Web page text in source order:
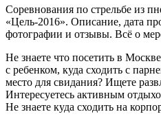
Соревнования по стрельбе из
«Цель-2016». Описание, дата
фотографии и отзывы. Всё о
Не знаете что посетить в
с ребенком, куда сходить с
место для свидания? Ищете
Интересуетесь активным
Не знаете куда сходить на